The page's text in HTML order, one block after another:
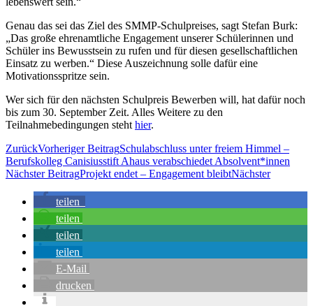
Genau das sei das Ziel des SMMP-Schulpreises, sagt Stefan Burk:
„Das große ehrenamtliche Engagement unserer Schülerinnen und
Schüler ins Bewusstsein zu rufen und für diesen gesellschaftlichen
Einsatz zu werben.“ Diese Auszeichnung solle dafür eine
Motivationsspritze sein.
Wer sich für den nächsten Schulpreis Bewerben will, hat dafür noch
bis zum 30. September Zeit. Alles Weitere zu den
Teilnahmebedingungen steht hier.
ZurückVorheriger BeitragSchulabschluss unter freiem Himmel –
Berufskolleg Canisiusstift Ahaus verabschiedet Absolvent*innen
Nächster BeitragProjekt endet – Engagement bleibtNächster
teilen
teilen
teilen
teilen
E-Mail
drucken